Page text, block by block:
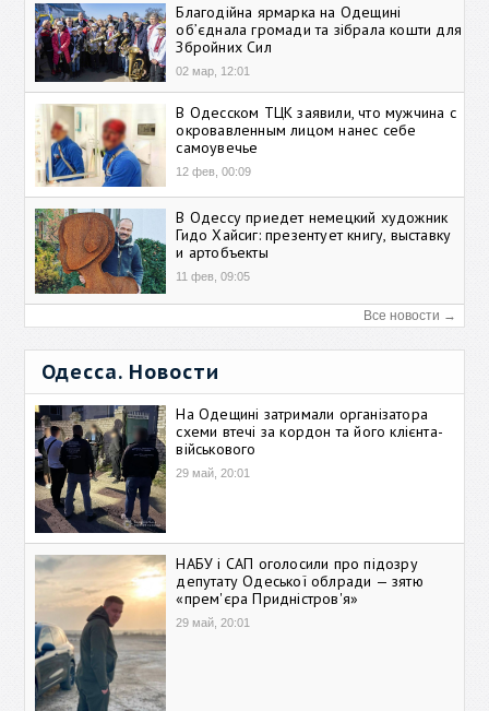
Благодійна ярмарка на Одещині
об’єднала громади та зібрала кошти для
Збройних Сил
02 мар, 12:01
В Одесском ТЦК заявили, что мужчина с
окровавленным лицом нанес себе
самоувечье
12 фев, 00:09
В Одессу приедет немецкий художник
Гидо Хайсиг: презентует книгу, выставку
и артобъекты
11 фев, 09:05
Все новости →
Одесса. Новости
На Одещині затримали організатора
схеми втечі за кордон та його клієнта-
військового
29 май, 20:01
НАБУ і САП оголосили про підозру
депутату Одеської облради — зятю
«прем'єра Придністров'я»
29 май, 20:01